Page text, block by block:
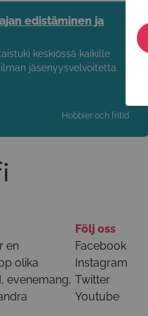
edistäminen ja
keskiössä kaikille
jäsenyysvelvoitetta.
Hobbier och fritid
en
olika
evenemang,
Följ oss
Facebook
Instagram
Twitter
Youtube